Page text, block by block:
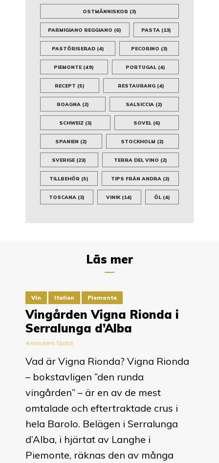
OSTMÄNNISKOR (3)
PARMIGIANO REGGIANO (6) PASTA(13)
PASTÖRISERAD(4) PECORINO (3)
PIEMONTE (49) PORTUGAL(4)
RECEPT (5) RESTAURANG (4)
ROAGNA(2) SALSICCIA (2)
SCHWEIZ(3) SOVEL(6)
SPANIEN (2) STOCKHOLM (2)
SVERIGE (23) TERRA DEL VINO (2)
TILLBEHÖR (5) TIPS FRÅN ANDRA (2)
TOSCANA (3) VINIK(14) ÖL(4)
Läs mer
Vin Italien Piemonte
Vingården Vigna Rionda i
Serralunga d’Alba
4 minuters lästid
Vad är Vigna Rionda? Vigna Rionda
– bokstavligen ”den runda
vingården” – är en av de mest
omtalade och eftertraktade crus i
hela Barolo. Belägen i Serralunga
d’Alba, i hjärtat av Langhe i
Piemonte, räknas den av många